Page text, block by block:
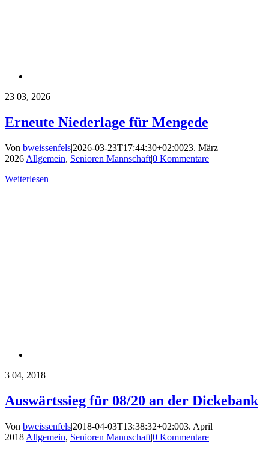
23 03, 2026
Erneute Niederlage für Mengede
Von bweissenfels|2026-03-23T17:44:30+02:0023. März
2026|Allgemein, Senioren Mannschaft|0 Kommentare
Weiterlesen
3 04, 2018
Auswärtssieg für 08/20 an der Dickebank
Von bweissenfels|2018-04-03T13:38:32+02:003. April
2018|Allgemein, Senioren Mannschaft|0 Kommentare